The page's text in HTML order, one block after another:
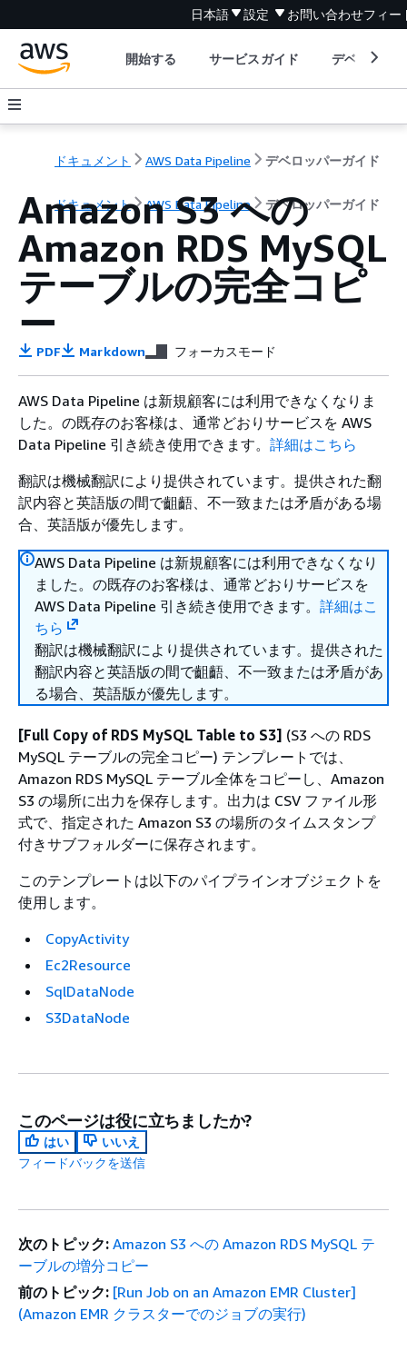
日本語 設定 お問い合わせフィー
開始する サービスガイド デベロッパ
ドキュメント AWS Data Pipeline デベロッパーガイド
ドキュメント AWS Data Pipeline デベロッパーガイド
Amazon S3 への
Amazon RDS MySQL
テーブルの完全コピ
ー
PDF Markdown フォーカスモード
AWS Data Pipeline は新規顧客には利用できなくなりま
した。の既存のお客様は、通常どおりサービスを AWS
Data Pipeline 引き続き使用できます。 詳細はこちら
翻訳は機械翻訳により提供されています。提供された翻
訳内容と英語版の間で齟齬、不一致または矛盾がある場
合、英語版が優先します。
AWS Data Pipeline は新規顧客には利用できなくなり
ました。の既存のお客様は、通常どおりサービスを
AWS Data Pipeline 引き続き使用できます。 詳細はこ
ちら
翻訳は機械翻訳により提供されています。提供された
翻訳内容と英語版の間で齟齬、不一致または矛盾があ
る場合、英語版が優先します。
[Full Copy of RDS MySQL Table to S3] (S3 への RDS
MySQL テーブルの完全コピー) テンプレートでは、
Amazon RDS MySQL テーブル全体をコピーし、Amazon
S3 の場所に出力を保存します。出力は CSV ファイル形
式で、指定された Amazon S3 の場所のタイムスタンプ
付きサブフォルダーに保存されます。
このテンプレートは以下のパイプラインオブジェクトを
使用します。
CopyActivity
Ec2Resource
SqlDataNode
S3DataNode
このページは役に立ちましたか?
はい
いいえ
フィードバックを送信
次のトピック: Amazon S3 への Amazon RDS MySQL テ
ーブルの増分コピー
前のトピック: [Run Job on an Amazon EMR Cluster]
(Amazon EMR クラスターでのジョブの実行)